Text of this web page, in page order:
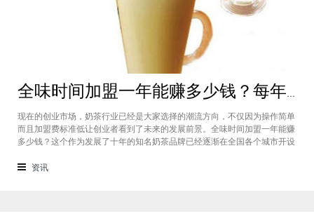
全味时间加盟一年能赚多少钱？每年利润20万庞大盈利机会等着你
现在的创业市场，奶茶行业已经是大家选择的潮流方向，不仅因为操作简单
而且加盟费标准低让创业者看到了未来的发展前景。全味时间加盟一年能赚
多少钱？这个作为发展了十年的知名奶茶品牌已经逐渐在全国各个城市开设
盟基本上每年的纯利润可以达到20万。全味时间加盟一年能赚多少钱？这个
资讯